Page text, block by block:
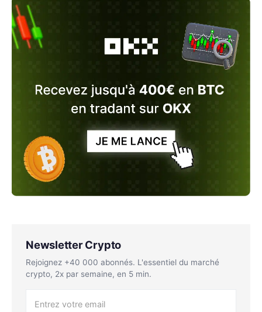
Newsletter Crypto
Rejoignez +40 000 abonnés. L'essentiel du marché
crypto, 2x par semaine, en 5 min.